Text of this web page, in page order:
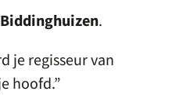
Biddinghuizen.
je regisseur van
hoofd.